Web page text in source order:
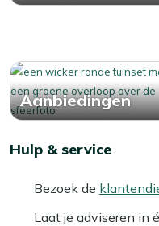
Aanbiedingen
Hulp & service
Bezoek de
Laat je adviseren in